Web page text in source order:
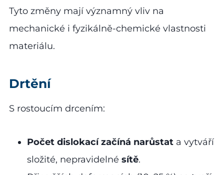
Tyto změny mají významný vliv na
mechanické i fyzikálně-chemické vlastnosti
materiálu.
Drtění
S rostoucím drcením:
Počet dislokací začíná narůstat a vytváří
složité, nepravidelné sítě.